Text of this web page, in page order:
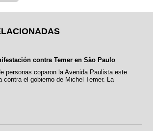
contra Temer en São Paulo
personas coparon la Avenida Paulista este
contra el gobierno de Michel Temer. La